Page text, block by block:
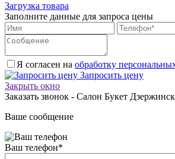
Загрузка товара
Заполните данные для запроса цены
Я согласен на обработку
Запросить цену
Закрыть окно
Заказать звонок - Салон Букет Дзержинск
Ваше сообщение
Ваш телефон*